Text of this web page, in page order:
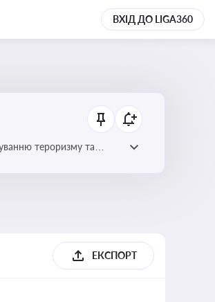
ВХІД ДО LIGA360
тероризму та
ЕКСПОРТ